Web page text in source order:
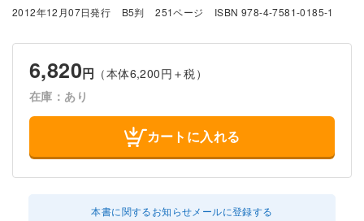
2012年12月07日発行
B5判 251ページ ISBN 978-4-7581-0185-1
6,820円 （本体6,200円＋税）
在庫：あり
カートに入れる
本書に関するお知らせメールに登録する